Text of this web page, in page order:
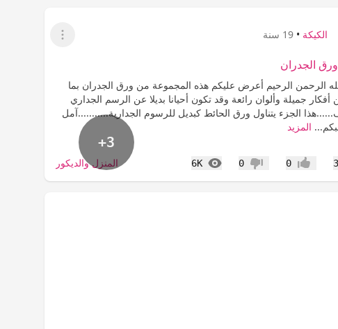
الكيكة • 19 سنة
عرض القائمة
ورق الجدران
الرحمن الرحيم أعرض عليكم هذه المجموعة من ورق الجدران بما
أفكار جميلة وألوان رائعة وقد تكون أحيانا بديلا عن الرسم الجداري
الجزء يتناول ورق الحائط كبديل للرسوم الجدارية...........آمل
المزيد
+3
إعجاب0 عدم إعجاب
0
6K
المشاهدات المنزل والديكور